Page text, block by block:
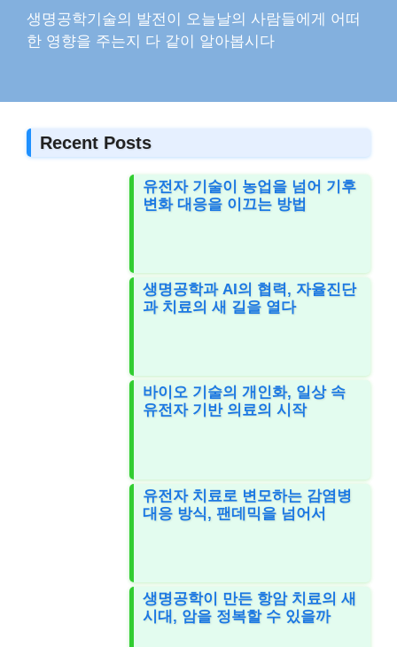
생명공학기술의 발전이 오늘날의 사람들에게 어떠
한 영향을 주는지 다 같이 알아봅시다
Recent Posts
유전자 기술이 농업을 넘어 기후
변화 대응을 이끄는 방법
생명공학과 AI의 협력, 자율진단
과 치료의 새 길을 열다
바이오 기술의 개인화, 일상 속
유전자 기반 의료의 시작
유전자 치료로 변모하는 감염병
대응 방식, 팬데믹을 넘어서
생명공학이 만든 항암 치료의 새
시대, 암을 정복할 수 있을까